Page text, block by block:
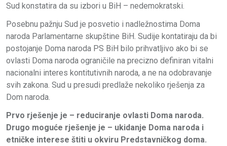
Sud konstatira da su izbori u BiH – nedemokratski.
Posebnu pažnju Sud je posvetio i nadležnostima Doma
naroda Parlamentarne skupštine BiH. Sudije kontatiraju da bi
postojanje Doma naroda PS BiH bilo prihvatljivo ako bi se
ovlasti Doma naroda ograničile na precizno definiran vitalni
nacionalni interes kontitutivnih naroda, a ne na odobravanje
svih zakona. Sud u presudi predlaže nekoliko rješenja za
Dom naroda.
Prvo rješenje je – reduciranje ovlasti Doma naroda.
Drugo moguće rješenje je – ukidanje Doma naroda i
etničke interese štiti u okviru Predstavničkog doma.